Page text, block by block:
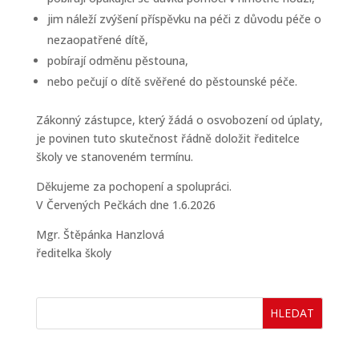
jim náleží zvýšení příspěvku na péči z důvodu péče o
nezaopatřené dítě,
pobírají odměnu pěstouna,
nebo pečují o dítě svěřené do pěstounské péče.
Zákonný zástupce, který žádá o osvobození od úplaty,
je povinen tuto skutečnost řádně doložit ředitelce
školy ve stanoveném termínu.
Děkujeme za pochopení a spolupráci.
V Červených Pečkách dne 1.6.2026
Mgr. Štěpánka Hanzlová
ředitelka školy
HLEDAT